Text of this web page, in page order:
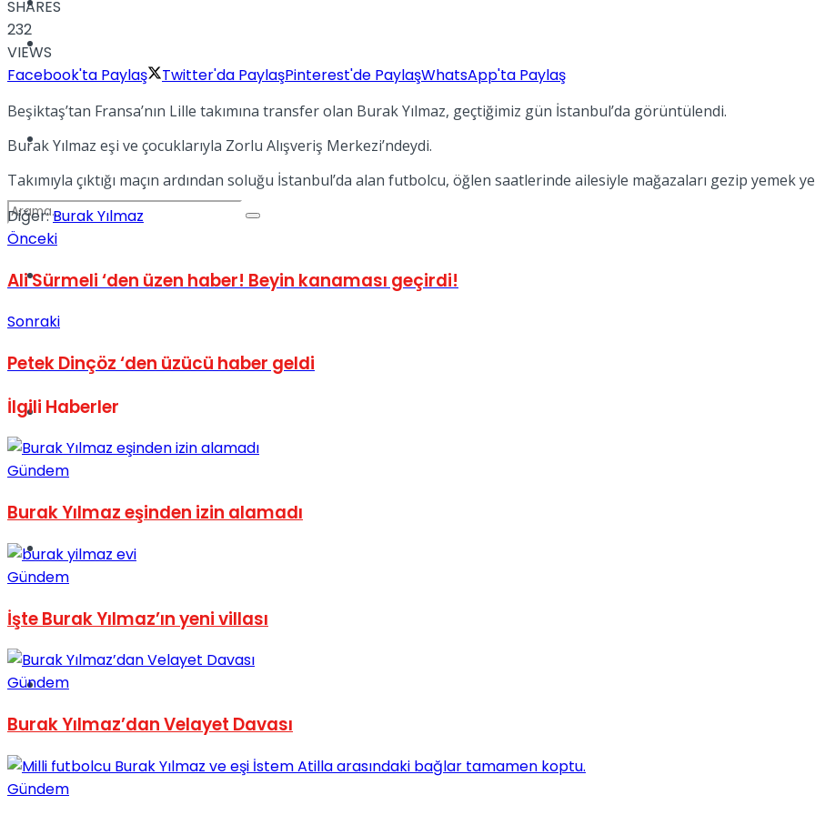
Dünya
Türkiye
Müzik
Sinema
Tatil
Podcast
No Result
View All Result
SHARES
232
VIEWS
Facebook'ta Paylaş
Twitter'da PaylaşPinterest'de PaylaşWhatsApp'ta Paylaş
Beşiktaş’tan Fransa’nın Lille takımına transfer olan Burak Yılmaz, geçtiğimiz gün İstanbul’da görüntülendi.
Burak Yılmaz eşi ve çocuklarıyla Zorlu Alışveriş Merkezi’ndeydi.
Takımıyla çıktığı maçın ardından soluğu İstanbul’da alan futbolcu, öğlen saatlerinde ailesiyle mağazaları gezip yemek
Diğer:Burak Yılmaz
Önceki
Ali Sürmeli ‘den üzen haber! Beyin kanaması geçirdi!
Sonraki
Petek Dinçöz ‘den üzücü haber geldi
İlgili Haberler
Gündem
Burak Yılmaz eşinden izin alamadı
Gündem
İşte Burak Yılmaz’ın yeni villası
Gündem
Burak Yılmaz’dan Velayet Davası
Gündem